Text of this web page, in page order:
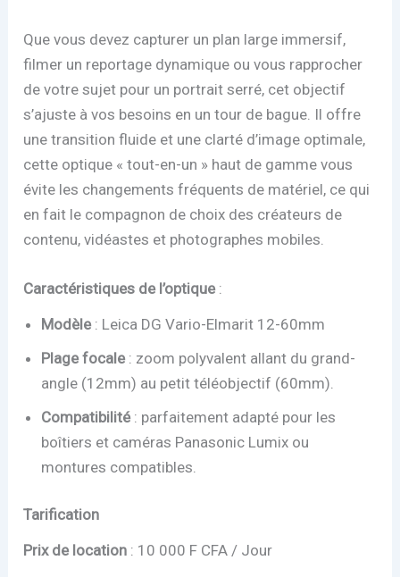
Que vous devez capturer un plan large immersif,
filmer un reportage dynamique ou vous rapprocher
de votre sujet pour un portrait serré, cet objectif
s’ajuste à vos besoins en un tour de bague. Il offre
une transition fluide et une clarté d’image optimale,
cette optique « tout-en-un » haut de gamme vous
évite les changements fréquents de matériel, ce qui
en fait le compagnon de choix des créateurs de
contenu, vidéastes et photographes mobiles.
Caractéristiques de l’optique:
Modèle : Leica DG Vario-Elmarit 12-60mm
Plage focale: zoom polyvalent allant du grand-
angle (12mm) au petit téléobjectif (60mm).
Compatibilité : parfaitement adapté pour les
boîtiers et caméras Panasonic Lumix ou
montures compatibles.
Tarification
Prix de location : 10 000 F CFA / Jour